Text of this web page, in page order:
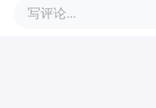
写评论...